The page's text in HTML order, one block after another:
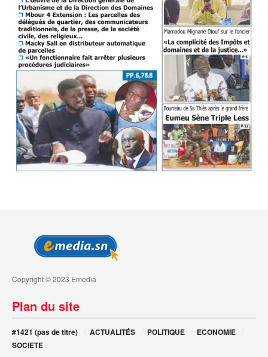
Copyright © 2023 Emedia
Plan du site
#1421 (pas de titre) ACTUALITÉS POLITIQUE
ECONOMIE
SOCIETE